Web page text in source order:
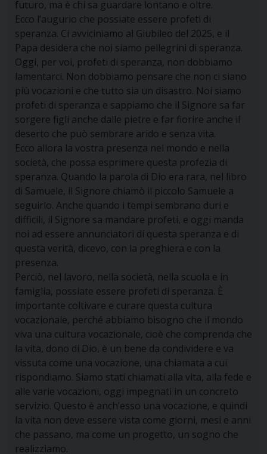
futuro, ma è chi sa guardare lontano e oltre.
Ecco l’augurio che possiate essere profeti di
speranza. Ci avviciniamo al Giubileo del 2025, e il
Papa desidera che noi siamo pellegrini di speranza.
Oggi, per voi, profeti di speranza, non dobbiamo
lamentarci. Non dobbiamo pensare che non ci siano
più vocazioni e che tutto sia un disastro. Noi siamo
profeti di speranza e sappiamo che il Signore sa far
sorgere figli anche dalle pietre e far fiorire anche il
deserto che può sembrare arido e senza vita.
Ecco allora la vostra presenza nel mondo e nella
società, che possa esprimere questa profezia di
speranza. Quando la parola di Dio era rara, nel libro
di Samuele, il Signore chiamò il piccolo Samuele a
seguirlo. Anche quando i tempi sembrano duri e
difficili, il Signore sa mandare profeti, e oggi manda
noi ad essere annunciatori di questa speranza e di
questa verità, dicevo, con la preghiera e con la
presenza.
Perciò, nel lavoro, nella società, nella scuola e in
famiglia, possiate essere profeti di speranza. È
importante coltivare e curare questa cultura
vocazionale, perché abbiamo bisogno che il mondo
viva una cultura vocazionale, cioè che comprenda che
la vita, dono di Dio, è un bene da condividere e va
vissuta come una vocazione, una chiamata a cui
rispondiamo. Siamo stati chiamati alla vita, alla fede e
alle varie vocazioni, oggi impegnati in un concreto
servizio. Questo è anch’esso una vocazione, e quindi
la vita non deve essere vista come giorni, mesi e anni
che passano, ma come un progetto, un sogno che
realizziamo.